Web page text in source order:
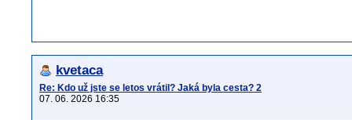
kvetaca
Re: Kdo už jste se letos vrátil? Jaká byla cesta? 2
07. 06. 2026 16:35